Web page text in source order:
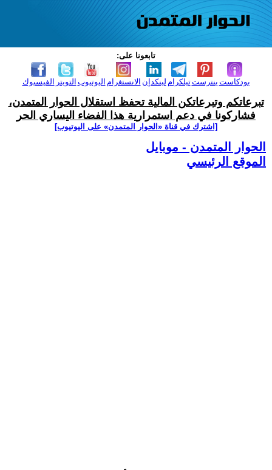
تابعونا على:
الفيسبوك التويتر اليوتيوب الانستغرام لينكدإن تيلكرامبنترست بودكاست
تبرعاتكم وتبرعاتكن المالية تحفظ استقلال الحوار المتمدن،
فشاركونا في دعم استمرارية هذا الفضاء اليساري الحر
[اشترك في قناة ‫«الحوار المتمدن» على اليوتيوب]
الحوار المتمدن - موبايل
الموقع الرئيسي